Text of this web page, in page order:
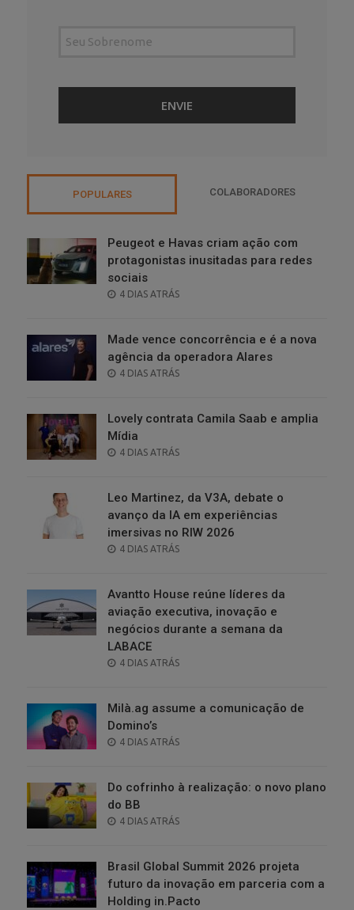
POPULARES COLABORADORES
Peugeot e Havas criam ação com
protagonistas inusitadas para redes
sociais
POSTED
4 DIAS ATRÁS
Made vence concorrência e é a nova
agência da operadora Alares
POSTED
4 DIAS ATRÁS
Lovely contrata Camila Saab e amplia
Mídia
POSTED
4 DIAS ATRÁS
Leo Martinez, da V3A, debate o
avanço da IA em experiências
imersivas no RIW 2026
POSTED
4 DIAS ATRÁS
Avantto House reúne líderes da
aviação executiva, inovação e
negócios durante a semana da
LABACE
POSTED
4 DIAS ATRÁS
Milà.ag assume a comunicação de
Domino’s
POSTED
4 DIAS ATRÁS
Do cofrinho à realização: o novo plano
do BB
POSTED
4 DIAS ATRÁS
Brasil Global Summit 2026 projeta
futuro da inovação em parceria com a
Holding in.Pacto